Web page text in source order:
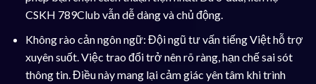
CSKH 789Club vẫn dễ dàng và chủ động.
Không rào cản ngôn ngữ: Đội ngũ tư vấn tiếng Việt hỗ trợ
xuyên suốt. Việc trao đổi trở nên rõ ràng, hạn chế sai sót
thông tin. Điều này mang lại cảm giác yên tâm khi trình